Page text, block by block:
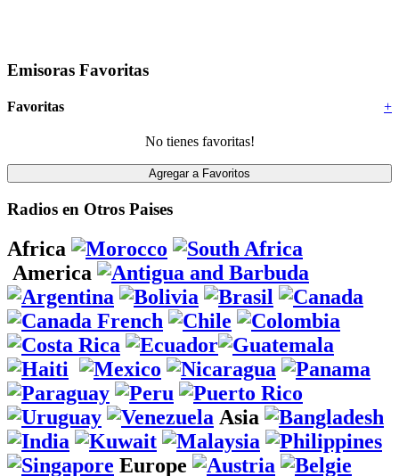
Emisoras Favoritas
+
Favoritas
No tienes favoritas!
Radios en Otros Paises
Africa
America
Asia
Europe